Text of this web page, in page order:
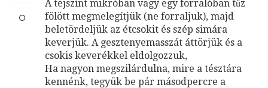
A tejszínt mikróban vagy egy forralóban tűz
fölött megmelegítjük (ne forraljuk), majd
beletördeljük az étcsokit és szép simára
keverjük. A gesztenyemasszát áttörjük és a
csokis keverékkel eldolgozzuk,
Ha nagyon megszilárdulna, mire a tésztára
kennénk, tegyük be pár másodpercre a